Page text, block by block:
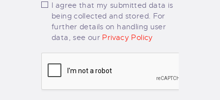
I agree that my submitted data is
being collected and stored. For
further details on handling user
data, see our Privacy Policy